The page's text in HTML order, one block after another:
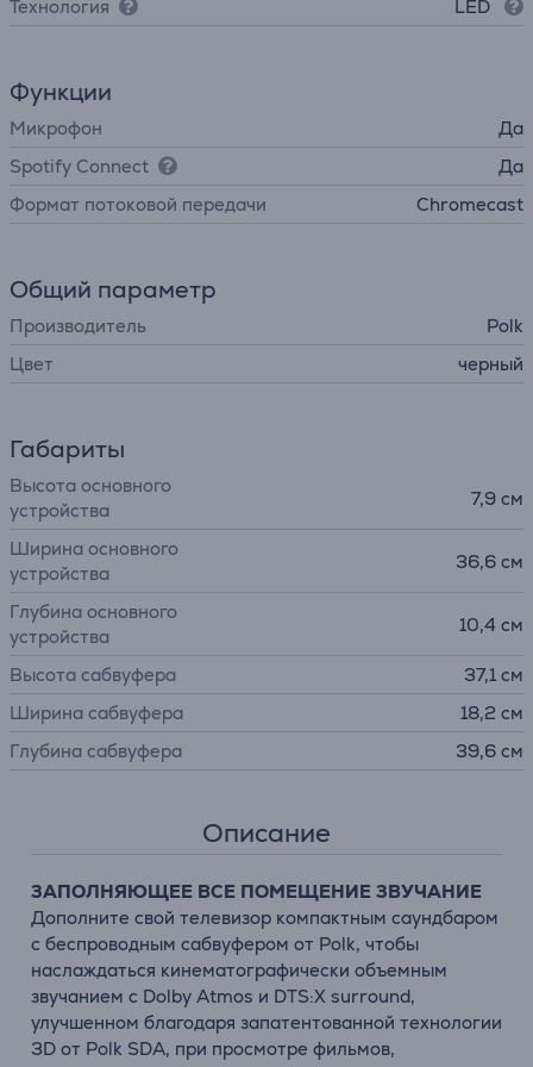
Технология LED
Функции
Микрофон
Да
Spotify Connect
Да
Формат потоковой передачи
Chromecast
Общий параметр
Производитель
Polk
Цвет
черный
Габариты
Высота основного
устройства
7,9 см
Ширина основного
устройства
36,6 см
Глубина основного
устройства
10,4 см
Высота сабвуфера
37,1 см
Ширина сабвуфера
18,2 см
Глубина сабвуфера
39,6 см
Описание
ЗАПОЛНЯЮЩЕЕ ВСЕ ПОМЕЩЕНИЕ ЗВУЧАНИЕ
Дополните свой телевизор компактным саундбаром
с беспроводным сабвуфером от Polk, чтобы
наслаждаться кинематографически объемным
звучанием с Dolby Atmos и DTS:X surround,
улучшенном благодаря запатентованной технологии
3D от Polk SDA, при просмотре фильмов,